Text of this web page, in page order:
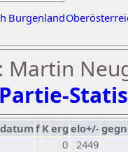
Burgenland
Martin
datumf Kerg elo+/-
0 2449